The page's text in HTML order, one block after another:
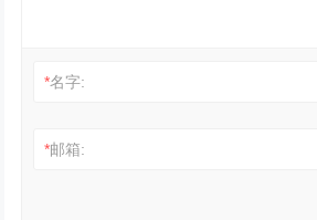
*名字:
*邮箱: